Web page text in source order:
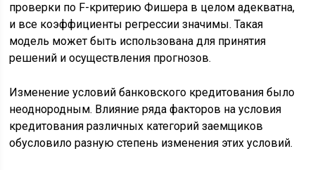
проверки по F-критерию Фишера в целом адекватна,
и все коэффициенты регрессии значимы. Такая
модель может быть использована для принятия
решений и осуществления прогнозов.
Изменение условий банковского кредитования было
неоднородным. Влияние ряда факторов на условия
кредитования различных категорий заемщиков
обусловило разную степень изменения этих условий.